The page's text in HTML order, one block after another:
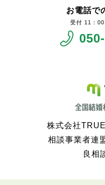
お電話で
11：
株式会社
相談事業者連
良相